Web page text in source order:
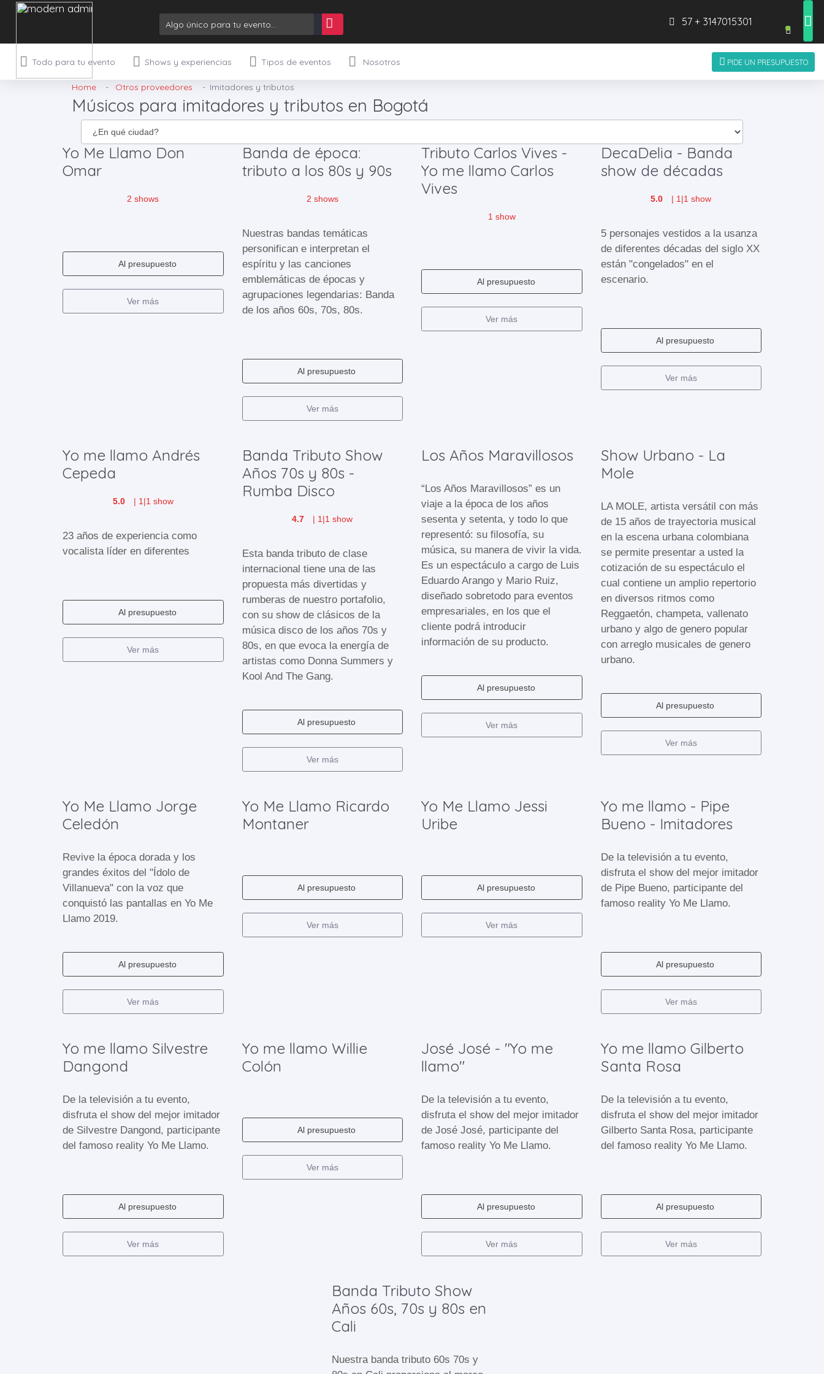
57 + 3147015301
Todo para tu evento Shows y experiencias Tipos de eventos Nosotros PIDE UN PRESUPUESTO
Home Otros proveedores Imitadores y tributos
Músicos para imitadores y tributos en Bogotá
Yo Me Llamo Don
Omar
2 shows
Al presupuesto
Ver más
Banda de época:
tributo a los 80s y 90s
2 shows
Nuestras bandas temáticas
personifican e interpretan el
espíritu y las canciones
emblemáticas de épocas y
agrupaciones legendarias: Banda
de los años 60s, 70s, 80s.
Al presupuesto
Ver más
Tributo Carlos Vives -
Yo me llamo Carlos
Vives
1 show
Al presupuesto
Ver más
DecaDelia - Banda
show de décadas
5.0 | 1|1 show
5 personajes vestidos a la usanza
de diferentes décadas del siglo XX
están "congelados" en el
escenario.
Al presupuesto
Ver más
Yo me llamo Andrés
Cepeda
5.0 | 1|1 show
23 años de experiencia como
vocalista líder en diferentes
Al presupuesto
Ver más
Banda Tributo Show
Años 70s y 80s -
Rumba Disco
4.7 | 1|1 show
Esta banda tributo de clase
internacional tiene una de las
propuesta más divertidas y
rumberas de nuestro portafolio,
con su show de clásicos de la
música disco de los años 70s y
80s, en que evoca la energía de
artistas como Donna Summers y
Kool And The Gang.
Al presupuesto
Ver más
Los Años Maravillosos
“Los Años Maravillosos” es un
viaje a la época de los años
sesenta y setenta, y todo lo que
representó: su filosofía, su
música, su manera de vivir la vida.
Es un espectáculo a cargo de Luis
Eduardo Arango y Mario Ruiz,
diseñado sobretodo para eventos
empresariales, en los que el
cliente podrá introducir
información de su producto.
Al presupuesto
Ver más
Show Urbano - La
Mole
LA MOLE, artista versátil con más
de 15 años de trayectoria musical
en la escena urbana colombiana
se permite presentar a usted la
cotización de su espectáculo el
cual contiene un amplio repertorio
en diversos ritmos como
Reggaetón, champeta, vallenato
urbano y algo de genero popular
con arreglo musicales de genero
urbano.
Al presupuesto
Ver más
Yo Me Llamo Jorge
Celedón
Revive la época dorada y los
grandes éxitos del "Ídolo de
Villanueva" con la voz que
conquistó las pantallas en Yo Me
Llamo 2019.
Al presupuesto
Ver más
Yo Me Llamo Ricardo
Montaner
Al presupuesto
Ver más
Yo Me Llamo Jessi
Uribe
Al presupuesto
Ver más
Yo me llamo - Pipe
Bueno - Imitadores
De la televisión a tu evento,
disfruta el show del mejor imitador
de Pipe Bueno, participante del
famoso reality Yo Me Llamo.
Al presupuesto
Ver más
Yo me llamo Silvestre
Dangond
De la televisión a tu evento,
disfruta el show del mejor imitador
de Silvestre Dangond, participante
del famoso reality Yo Me Llamo.
Al presupuesto
Ver más
Yo me llamo Willie
Colón
Al presupuesto
Ver más
José José - "Yo me
llamo"
De la televisión a tu evento,
disfruta el show del mejor imitador
de José José, participante del
famoso reality Yo Me Llamo.
Al presupuesto
Ver más
Yo me llamo Gilberto
Santa Rosa
De la televisión a tu evento,
disfruta el show del mejor imitador
Gilberto Santa Rosa, participante
del famoso reality Yo Me Llamo.
Al presupuesto
Ver más
Banda Tributo Show
Años 60s, 70s y 80s en
Cali
Nuestra banda tributo 60s 70s y